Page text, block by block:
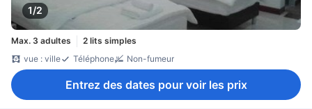
1/2
Max. 3 adultes
2 lits simples
vue : ville
Téléphone Non-fumeur
Entrez des dates pour voir les prix